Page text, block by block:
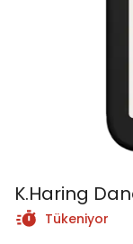
K.Haring
Tükeniyor